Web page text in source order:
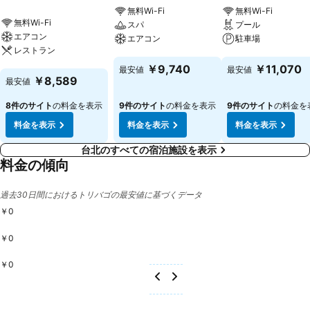
無料Wi-Fi
エアコン
レストラン
料金を表示
最安値 ￥8,589
8件のサイトの料金を表示
料金を表示
無料Wi-Fi
スパ
エアコン
料金を表示
最安値 ￥9,740
9件のサイトの料金を表示
料金を表示
無料Wi-Fi
プール
駐車場
料金を表示
最安値 ￥11,070
9件のサイトの料金を
料金を表示
台北のすべての宿泊施設を表示
料金の傾向
過去30日間におけるトリバゴの最安値に基づくデータ
￥0
￥0
￥0